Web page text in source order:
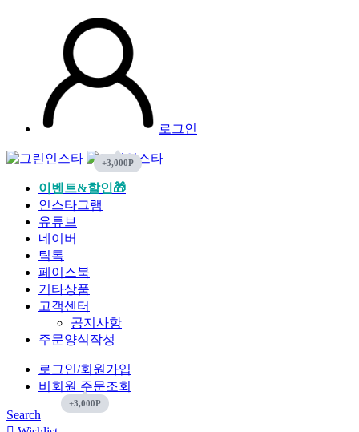
로그인
이벤트&할인🎁
인스타그램
유튜브
네이버
틱톡
페이스북
기타상품
고객센터
공지사항
주문양식작성
로그인/회원가입
비회원 주문조회
Search